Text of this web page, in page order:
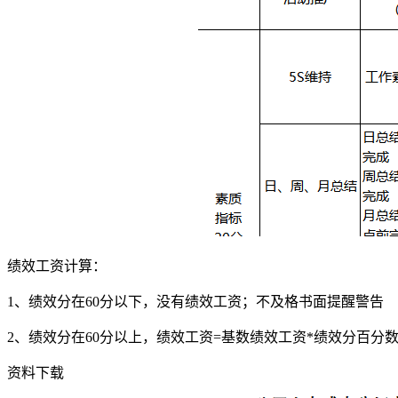
绩效工资计算：
1、绩效分在60分以下，没有绩效工资；不及格书面提醒警告
2、绩效分在60分以上，绩效工资=基数绩效工资*绩效分百分数
资料下载